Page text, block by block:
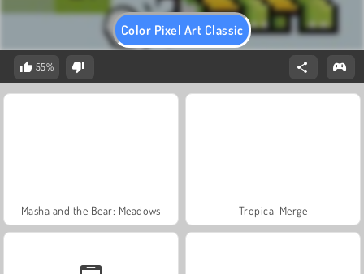
Color Pixel Art Classic
55%
Masha and the Bear: Meadows Tropical Merge